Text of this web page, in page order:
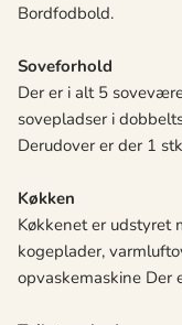
Bordfodbold.
Soveforhold
Der er i alt 5
sovepladser i
Derudover er der 1
Køkken
Køkkenet er udstyret
kogeplader,
opvaskemaskine Der